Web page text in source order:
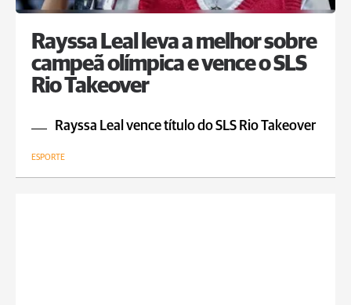
Rayssa Leal leva a melhor sobre
campeã olímpica e vence o SLS
Rio Takeover
Rayssa Leal vence título do SLS Rio Takeover
ESPORTE